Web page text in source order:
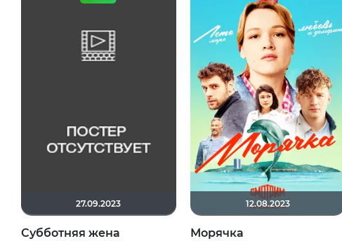
27.09.2023
Субботняя жена
12.08.2023
Морячка